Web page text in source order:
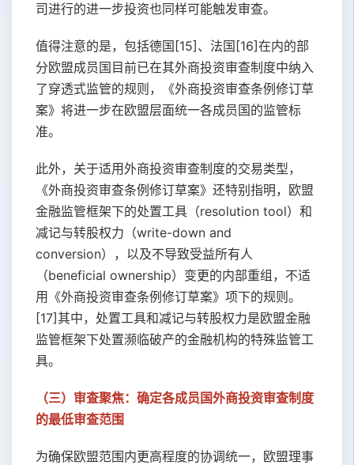
司进行的进一步投资也同样可能触发审查。
值得注意的是，包括德国[15]、法国[16]在内的部
分欧盟成员国目前已在其外商投资审查制度中纳入
了穿透式监管的规则，《外商投资审查条例修订草
案》将进一步在欧盟层面统一各成员国的监管标
准。
此外，关于适用外商投资审查制度的交易类型，
《外商投资审查条例修订草案》还特别指明，欧盟
金融监管框架下的处置工具（resolution tool）和
减记与转股权力（write-down and
conversion），以及不导致受益所有人
（beneficial ownership）变更的内部重组，不适
用《外商投资审查条例修订草案》项下的规则。
[17]其中，处置工具和减记与转股权力是欧盟金融
监管框架下处置濒临破产的金融机构的特殊监管工
具。
（三）审查聚焦：确定各成员国外商投资审查制度
的最低审查范围
为确保欧盟范围内更高程度的协调统一，欧盟理事